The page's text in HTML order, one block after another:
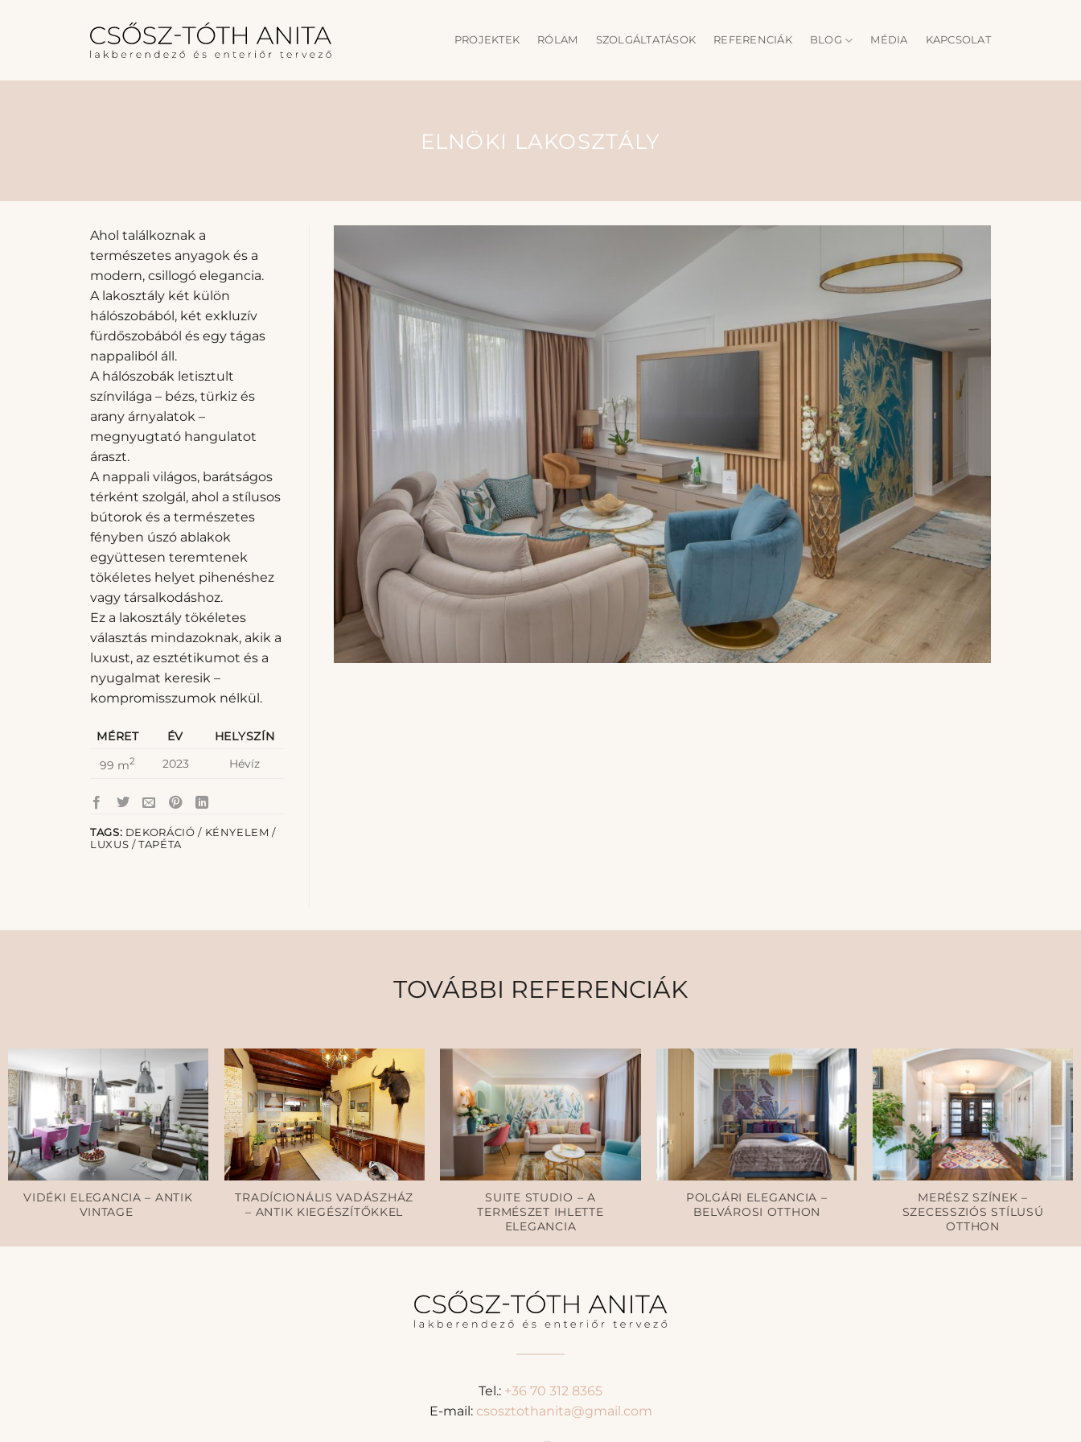
PROJEKTEK RÓLAM SZOLGÁLTATÁSOK REFERENCIÁK BLOG MÉDIA KAPCSOLAT
ELNÖKI LAKOSZTÁLY
Ahol találkoznak a
természetes anyagok és a
modern, csillogó elegancia.
A lakosztály két külön
hálószobából, két exkluzív
fürdőszobából és egy tágas
nappaliból áll.
A hálószobák letisztult
színvilága – bézs, türkiz és
arany árnyalatok –
megnyugtató hangulatot
áraszt.
A nappali világos, barátságos
térként szolgál, ahol a stílusos
bútorok és a természetes
fényben úszó ablakok
együttesen teremtenek
tökéletes helyet pihenéshez
vagy társalkodáshoz.
Ez a lakosztály tökéletes
választás mindazoknak, akik a
luxust, az esztétikumot és a
nyugalmat keresik –
kompromisszumok nélkül.
MÉRET ÉV
HELYSZÍN
99 m2 2023 Hévíz
TAGS: DEKORÁCIÓ / KÉNYELEM /
LUXUS / TAPÉTA
TOVÁBBI REFERENCIÁK
VIDÉKI ELEGANCIA – ANTIK
VINTAGE
TRADÍCIONÁLIS VADÁSZHÁZ
– ANTIK KIEGÉSZÍTŐKKEL
SUITE STUDIO – A
TERMÉSZET IHLETTE
ELEGANCIA
POLGÁRI ELEGANCIA –
BELVÁROSI OTTHON
MERÉSZ SZÍNEK –
SZECESSZIÓS STÍLUSÚ
OTTHON
Tel.: +36 70 312 8365
E-mail: csosztothanita@gmail.com